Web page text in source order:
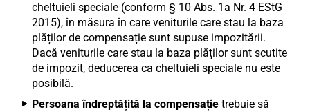
cheltuieli speciale (conform § 10 Abs. 1a Nr. 4 EStG
2015), în măsura în care veniturile care stau la baza
plăților de compensație sunt supuse impozitării.
Dacă veniturile care stau la baza plăților sunt scutite
de impozit, deducerea ca cheltuieli speciale nu este
posibilă.
Persoana îndreptățită la compensație trebuie să